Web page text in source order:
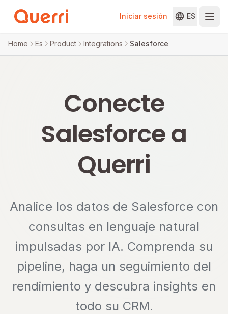
Skip to content
Iniciar sesión ES
Home Es Product Integrations Salesforce
Conecte
Salesforce a
Querri
Analice los datos de Salesforce con
consultas en lenguaje natural
impulsadas por IA. Comprenda su
pipeline, haga un seguimiento del
rendimiento y descubra insights en
todo su CRM.